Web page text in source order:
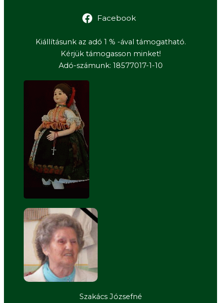
Facebook
Kiállításunk az adó 1 % -ával támogatható.
Kérjük támogasson minket!
Adó-számunk: 18577017-1-10
Szakács Józsefné